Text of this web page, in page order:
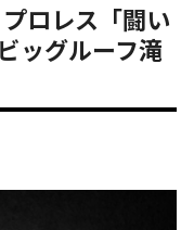
ロレス「闘い
ッグルーフ滝